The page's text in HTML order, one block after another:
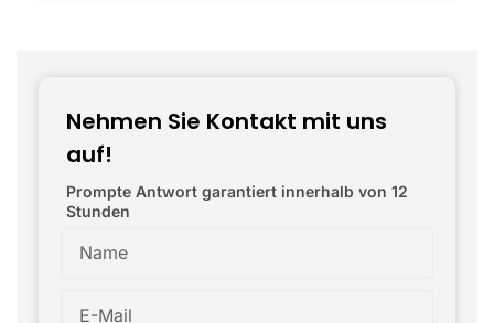
Nehmen Sie Kontakt mit uns
auf!
Prompte Antwort garantiert innerhalb von 12
Stunden